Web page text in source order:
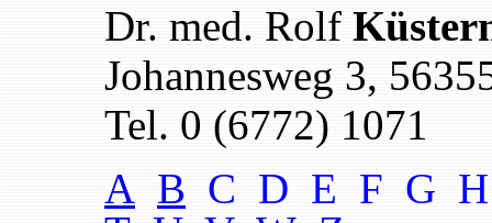
Dr. med. Rolf
Johannesweg 3,
Tel. 0 (6772) 1071
A B C D E F G